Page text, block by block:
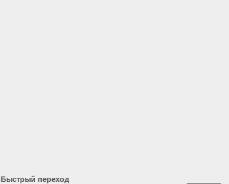
Быстрый переход